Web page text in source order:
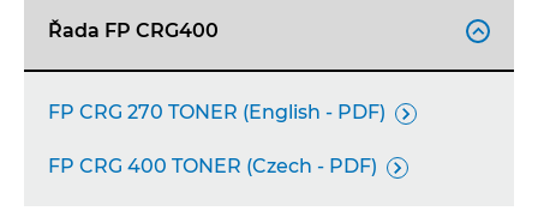
Řada FP CRG400 
FP CRG 270 TONER (English - PDF) 
FP CRG 400 TONER (Czech - PDF) 